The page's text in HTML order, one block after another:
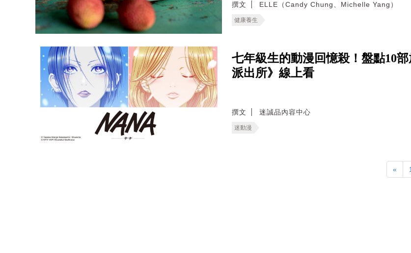
撰文 ELLE（Candy Chung、Michelle Yang）
健康養生
七年級生的動漫回憶殺！盤點10
派出所》線上看
撰文 迷誠品內容中心
迷動漫
«